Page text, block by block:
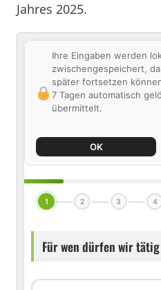
Jahres 2025.
Ihre Eingaben werden
zwischengespeichert,
später fortsetzen
7 Tagen automatisch
übermittelt.
OK
1 2 3 4
Für wen dürfen wir